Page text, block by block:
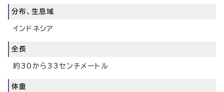
分布、生息域
インドネシア
全長
約30から33センチメートル
体重